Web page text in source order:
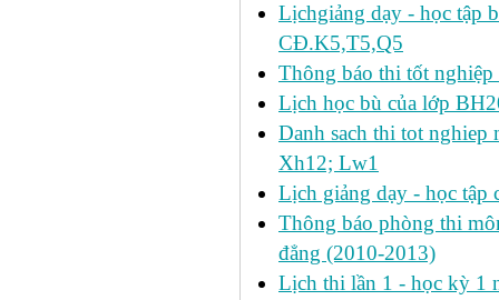
Lịchgiảng dạy - học tập
CĐ.K5,T5,Q5
Thông báo thi tốt nghiệp
Lịch học bù của lớp
Danh sach thi tot
Xh12; Lw1
Lịch giảng dạy - học tập
Thông báo phòng thi
đẳng (2010-2013)
Lịch thi lần 1 - học kỳ 1